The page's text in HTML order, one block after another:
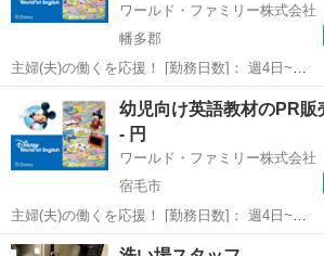
ワールド・ファミリー株式会社
幡多郡
主婦(夫)の働くを応援！ [勤務日数]： 週4日~
10:00~17:00/10:00~16:00/10:00~15:00/09:30~14:00 [勤務地・
駅]： 高知県幡多郡 ※勤務エリア選択可 ワール
幡多郡 営業
幼児向け英語教材のPR販
- 円
ワールド・ファミリー株式会社
宿毛市
主婦(夫)の働くを応援！ [勤務日数]： 週4日~
10:00~17:00/10:00~16:00/10:00~15:00/09:30~14:00 [勤務地・
高知 宿毛市 営業